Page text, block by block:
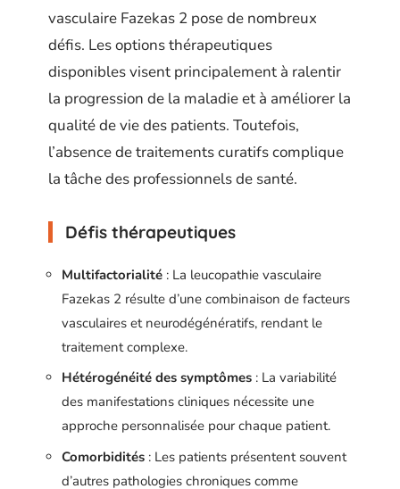
vasculaire Fazekas 2 pose de nombreux
défis. Les options thérapeutiques
disponibles visent principalement à ralentir
la progression de la maladie et à améliorer la
qualité de vie des patients. Toutefois,
l’absence de traitements curatifs complique
la tâche des professionnels de santé.
Défis thérapeutiques
Multifactorialité : La leucopathie vasculaire
Fazekas 2 résulte d’une combinaison de facteurs
vasculaires et neurodégénératifs, rendant le
traitement complexe.
Hétérogénéité des symptômes : La variabilité
des manifestations cliniques nécessite une
approche personnalisée pour chaque patient.
Comorbidités : Les patients présentent souvent
d’autres pathologies chroniques comme